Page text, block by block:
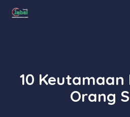
Skip
10 Keutamaan
Orang